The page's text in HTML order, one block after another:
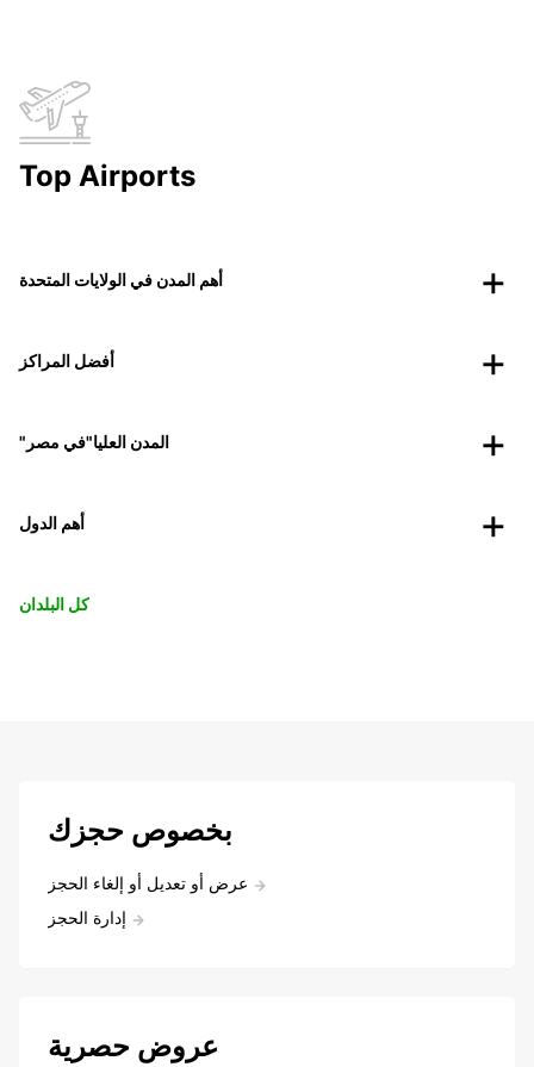
Top Airports
أهم المدن في الولايات المتحدة
أفضل المراكز
"المدن العليا"في مصر
أهم الدول
كل البلدان
بخصوص حجزك
عرض أو تعديل أو إلغاء الحجز
إدارة الحجز
عروض حصرية